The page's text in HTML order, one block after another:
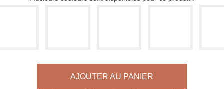
AJOUTER AU PANIER